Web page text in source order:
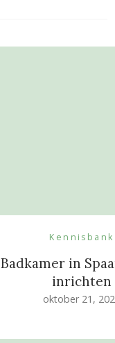
Kennisbank
Badkamer in
inrichten
oktober 21,